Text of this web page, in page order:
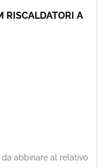
RISCALDATORI A
da abbinare al relativo